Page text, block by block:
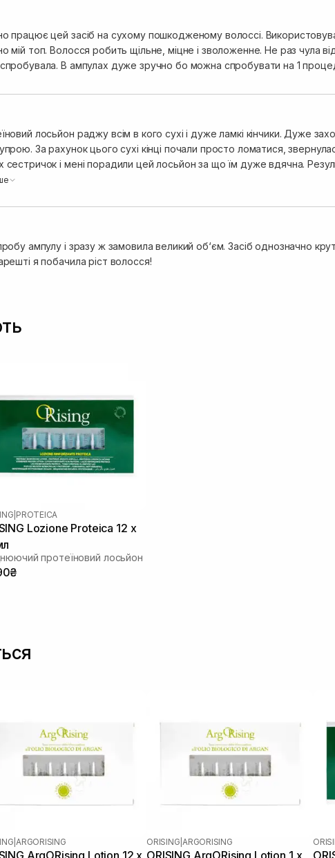
працює цей засіб на сухому пошкодженому волоссі.
мій топ. Волосся робить щільне, міцне і зволоженне. Не раз чула
В ампулах дуже зручно бо можна спробувати на 1
лосьйон раджу всім в кого сухі і дуже ламкі кінчики. Дуже
За рахунок цього сухі кінці почали просто ломатися,
сестричок і мені порадили цей лосьйон за що їм дуже вдячна.
напевно найдієвіший продукт з мого багатства від сестричок
ампулу і зразу ж замовила великий об‘єм. Засіб однозначно
я побачила ріст волосся!
PROTEICA
Lozione Proteica 12 х
протеїновий лосьйон
ARGORISING
ArgORising Lotion 12 х
ORISING ARGORISING
ORISING ArgORising Lotion 1 х